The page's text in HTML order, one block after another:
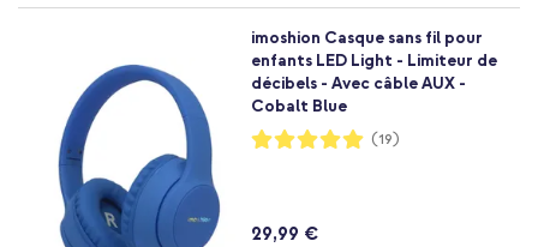
imoshion Casque sans fil pour
enfants LED Light - Limiteur de
décibels - Avec câble AUX -
Cobalt Blue
Notation:
100%
(19)
29,99 €